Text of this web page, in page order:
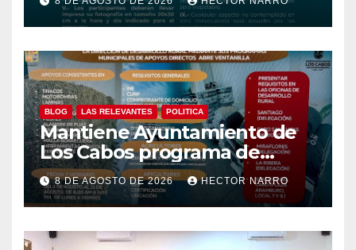
Tradicionales La Ribera 2026
BLOG LAS RELEVANTES POLITICA
Mantiene Ayuntamiento de
Los Cabos programa de
apoyos para agricultores,
ganaderos y apicultores
8 DE AGOSTO DE 2026 HECTOR NARRO